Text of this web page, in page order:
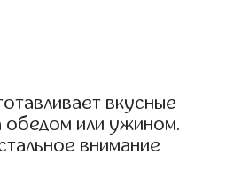
вкусные
обедом или ужином.
внимание